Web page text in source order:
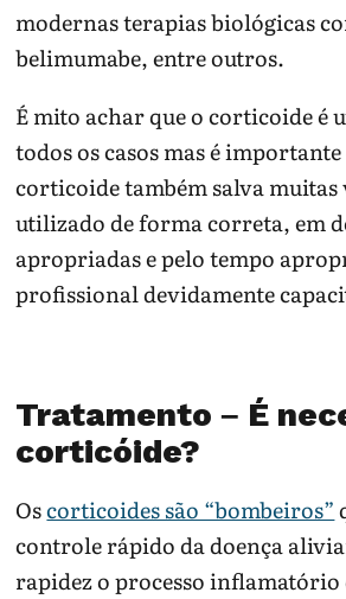
modernas terapias biológicas
belimumabe, entre outros.
É mito achar que o corticoide é
todos os casos mas é
corticoide também salva muitas
utilizado de forma correta, em
apropriadas e pelo tempo
profissional devidamente
Tratamento – É
corticóide?
Oscorticoides são “bombeiros”
controle rápido da doença
rapidez o processo inflamatório